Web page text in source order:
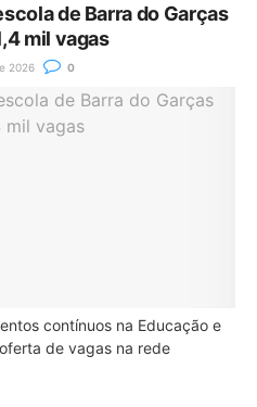
de Barra do Garças
mil vagas
2026 0
contínuos na Educação e
de vagas na rede